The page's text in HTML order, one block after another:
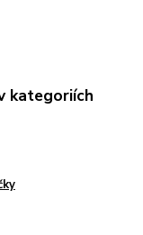
kategoriích